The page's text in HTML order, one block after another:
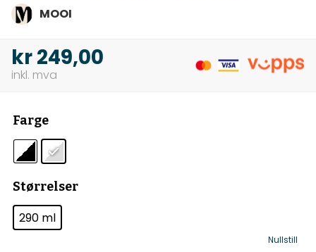
MOOI
kr249,00
Farge
Størrelser
290 ml
Nullstill